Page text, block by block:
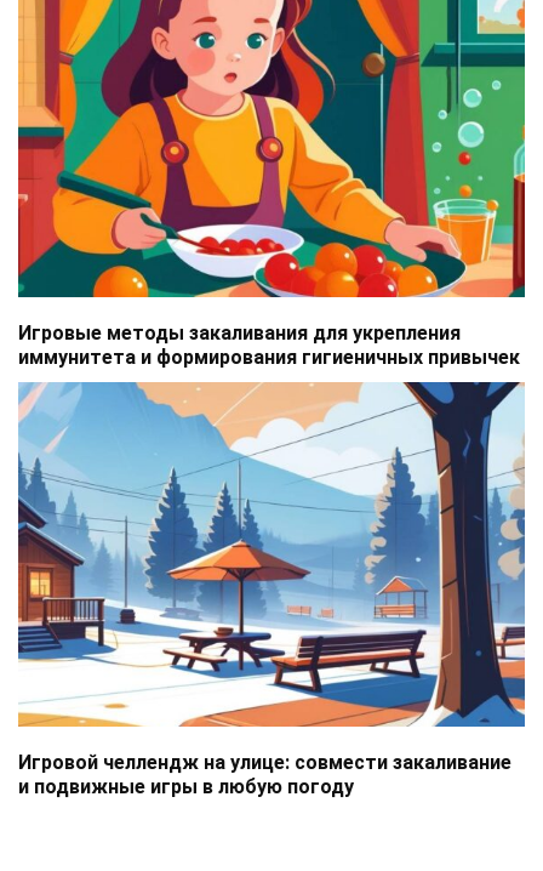
Игровые методы закаливания для укрепления
иммунитета и формирования гигиеничных привычек
Игровой челлендж на улице: совмести закаливание
и подвижные игры в любую погоду